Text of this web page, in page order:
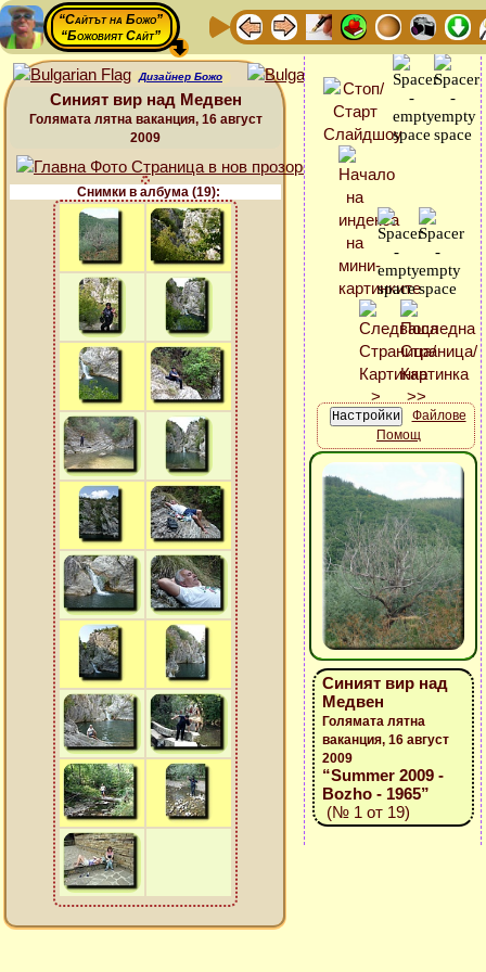
“Сайтът на Божо”
“Божовият Сайт”
Дизайнер Божо
Синият вир над Медвен
Голямата лятна ваканция, 16 август
2009
Снимки в албума (19):
Файлове
Помощ
Синият вир над
Медвен
Голямата лятна
ваканция, 16 август
2009
“Summer 2009 -
Bozho - 1965”
(№ 1 от 19)